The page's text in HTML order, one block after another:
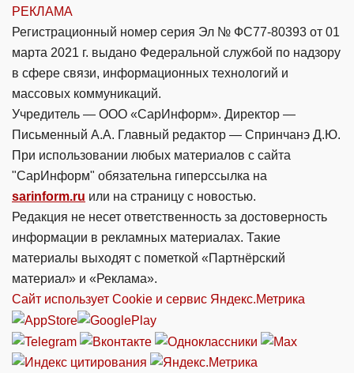
РЕКЛАМА
Регистрационный номер серия Эл № ФС77-80393 от 01
марта 2021 г. выдано Федеральной службой по надзору
в сфере связи, информационных технологий и
массовых коммуникаций.
Учредитель — ООО «СарИнформ». Директор —
Письменный А.А. Главный редактор — Спринчанэ Д.Ю.
При использовании любых материалов с сайта
"СарИнформ" обязательна гиперссылка на
sarinform.ru или на страницу с новостью.
Редакция не несет ответственность за достоверность
информации в рекламных материалах. Такие
материалы выходят с пометкой «Партнёрский
материал» и «Реклама».
Сайт использует Cookie и сервиc Яндекс.Метрика